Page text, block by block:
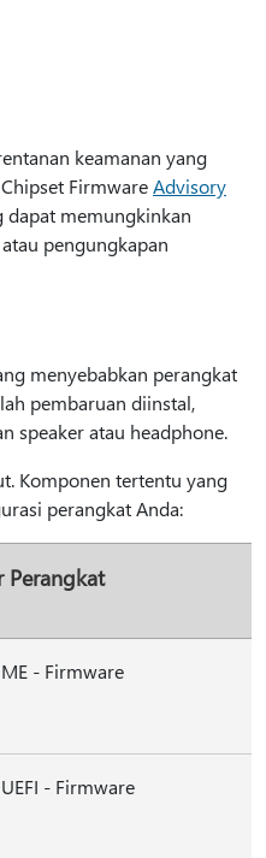
keamanan yang
FirmwareAdvisory
dapat memungkinkan
pengungkapan
menyebabkan perangkat
pembaruan diinstal,
speaker atau headphone.
Komponen tertentu yang
perangkat Anda:
Perangkat
- Firmware
- Firmware